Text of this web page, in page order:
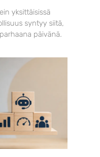
yksittäisissä
syntyy siitä,
päivänä.